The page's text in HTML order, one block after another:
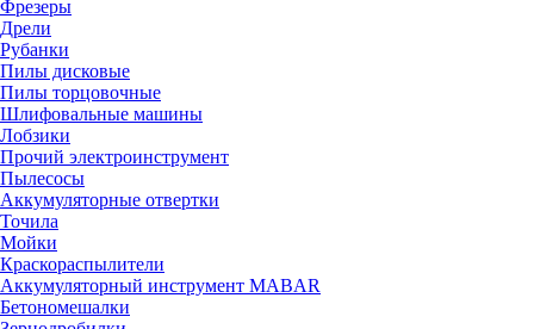
Фрезеры
Дрели
Рубанки
Пилы дисковые
Пилы торцовочные
Шлифовальные машины
Лобзики
Прочий электроинструмент
Пылесосы
Аккумуляторные отвертки
Точила
Мойки
Краскораспылители
Аккумуляторный инструмент MABAR
Бетономешалки